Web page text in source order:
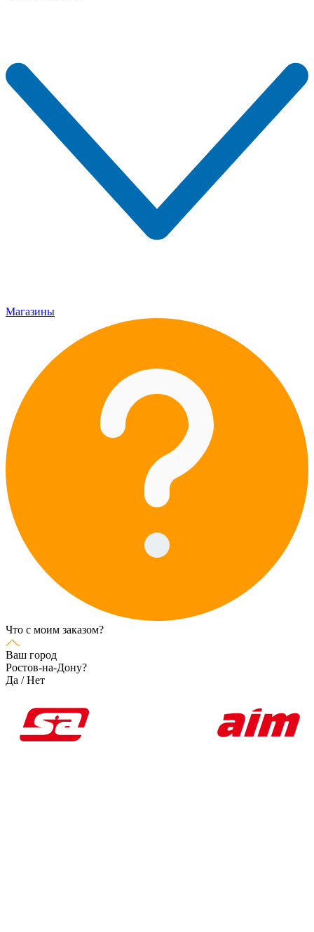
Магазины
Что с моим заказом?
Ваш город
Ростов-на-Дону?
Да /Нет